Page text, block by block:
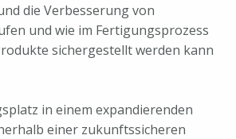
die Verbesserung von
und wie im Fertigungsprozess
sichergestellt werden kann
in einem expandierenden
einer zukunftssicheren